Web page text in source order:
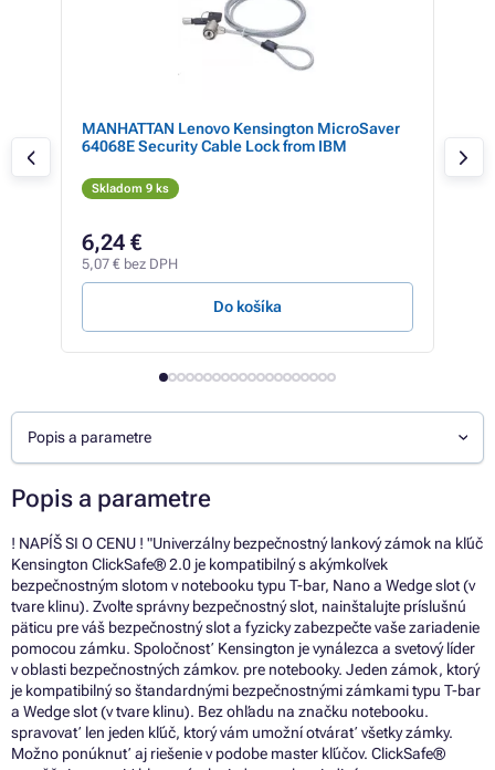
MANHATTAN Lenovo Kensington MicroSaver
64068E Security Cable Lock from IBM
Skladom 9 ks
6,24 €
5,07 € bez DPH
Do košíka
Popis a parametre
Popis a parametre
! NAPÍŠ SI O CENU ! "Univerzálny bezpečnostný lankový zámok na kľúč
Kensington ClickSafe® 2.0 je kompatibilný s akýmkoľvek
bezpečnostným slotom v notebooku typu T-bar, Nano a Wedge slot (v
tvare klinu). Zvoľte správny bezpečnostný slot, nainštalujte príslušnú
päticu pre váš bezpečnostný slot a fyzicky zabezpečte vaše zariadenie
pomocou zámku. Spoločnosť Kensington je vynálezca a svetový líder
v oblasti bezpečnostných zámkov. pre notebooky. Jeden zámok, ktorý
je kompatibilný so štandardnými bezpečnostnými zámkami typu T-bar
a Wedge slot (v tvare klinu). Bez ohľadu na značku notebooku.
spravovať len jeden kľúč, ktorý vám umožní otvárať všetky zámky.
Možno ponúknuť aj riešenie v podobe master kľúčov. ClickSafe®